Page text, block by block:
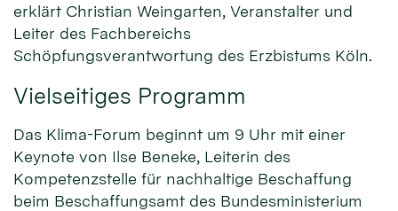
erklärt Christian Weingarten, Veranstalter und
Leiter des Fachbereichs
Schöpfungsverantwortung des Erzbistums Köln.
Vielseitiges Programm
Das Klima-Forum beginnt um 9 Uhr mit einer
Keynote von Ilse Beneke, Leiterin des
Kompetenzstelle für nachhaltige Beschaffung
beim Beschaffungsamt des Bundesministerium